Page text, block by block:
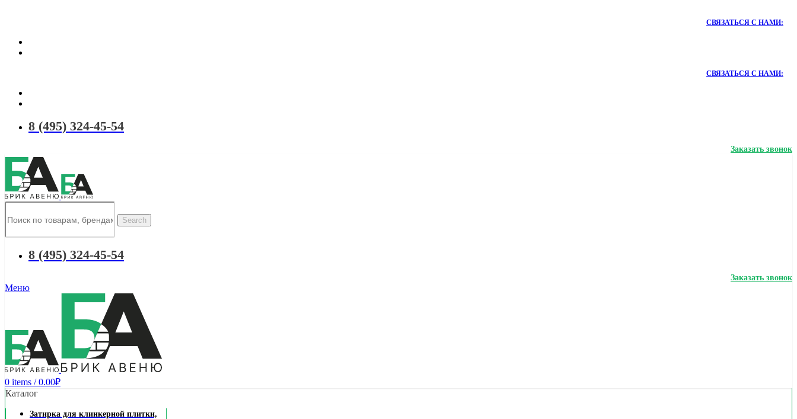
СВЯЗАТЬСЯ С НАМИ:
СВЯЗАТЬСЯ С НАМИ:
8 (495) 324-45-54
Заказать звонок
Search
8 (495) 324-45-54
Заказать звонок
Меню
0 items / 0.00₽
Каталог
Затирка для клинкерной плитки,